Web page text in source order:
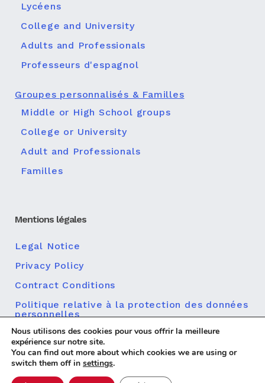
Lycéens
College and University
Adults and Professionals
Professeurs d'espagnol
Groupes personnalisés & Familles
Middle or High School groups
College or University
Adult and Professionals
Familles
Mentions légales
Legal Notice
Privacy Policy
Contract Conditions
Politique relative à la protection des données
personnelles
Politique en matière de cookies
Nous utilisons des cookies pour vous offrir la meilleure
expérience sur notre site.
You can find out more about which cookies we are using or
switch them off in settings.